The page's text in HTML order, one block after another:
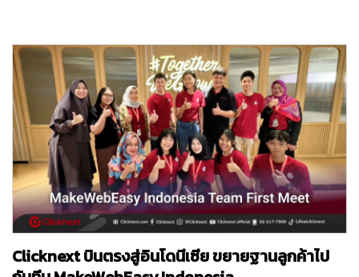
ภายในงานก็คือ Virtual Reality Game “1 ไร่ พึ่งตนเอง”…
Clicknext บินตรงสู่อินโดนีเซีย ขยายฐานลูกค้าไป